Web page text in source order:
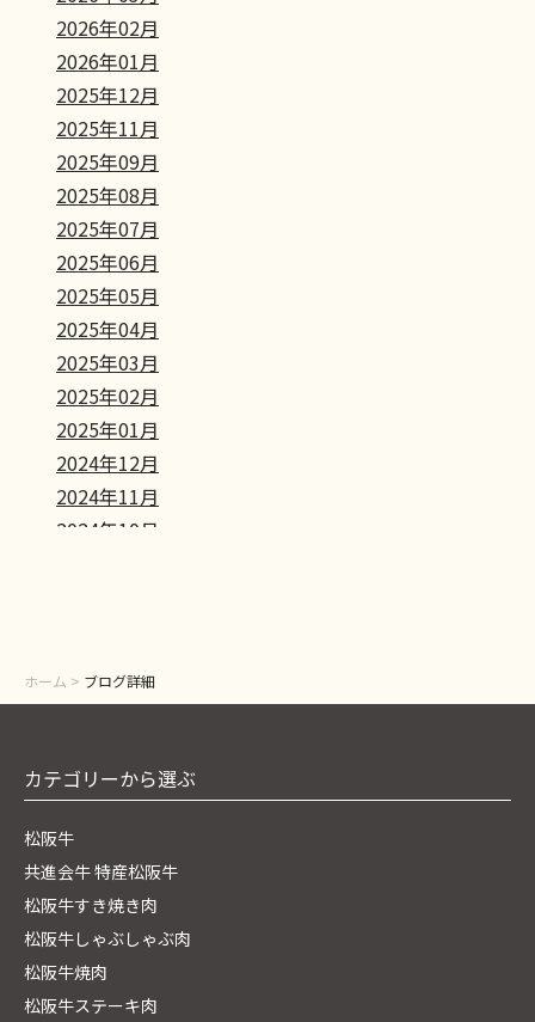
2026年02月
2026年01月
2025年12月
2025年11月
2025年09月
2025年08月
2025年07月
2025年06月
2025年05月
2025年04月
2025年03月
2025年02月
2025年01月
2024年12月
2024年11月
2024年10月
2024年05月
ホーム > ブログ詳細
カテゴリーから選ぶ
松阪牛
共進会牛 特産松阪牛
松阪牛すき焼き肉
松阪牛しゃぶしゃぶ肉
松阪牛焼肉
松阪牛ステーキ肉